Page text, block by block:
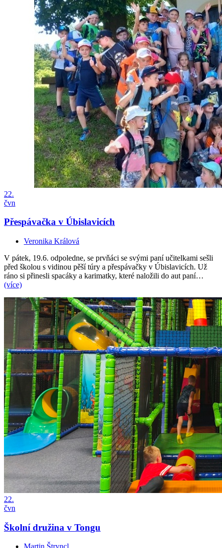
22.
čvn
Přespávačka v Úbislavicích
Veronika Králová
V pátek, 19.6. odpoledne, se prvňáci se svými paní učitelkami sešli
před školou s vidinou pěší túry a přespávačky v Úbislavicích. Už
ráno si přinesli spacáky a karimatky, které naložili do aut paní…
(více)
22.
čvn
Školní družina v Tongu